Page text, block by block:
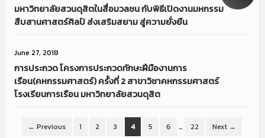
มหาวิทยาลัยสวนดุสิตในสื่อมวลชน กับพิธีเปิดงานมหกรรม
สืบสานศาสตร์ศิลป์ ส่งเสริมสยาม สู่ความยั่งยืน
June 27, 2018
การประกวด โครงการประกวดทักษะฝีมืองานการ
เรือน(คหกรรมศาสตร์) ครั้งที่ 2 สาขาวิชาคหกรรมศาสตร์
โรงเรียนการเรือน มหาวิทยาลัยสวนดุสิต
← Previous 1 2 3 4 5 6 … 22 Next →